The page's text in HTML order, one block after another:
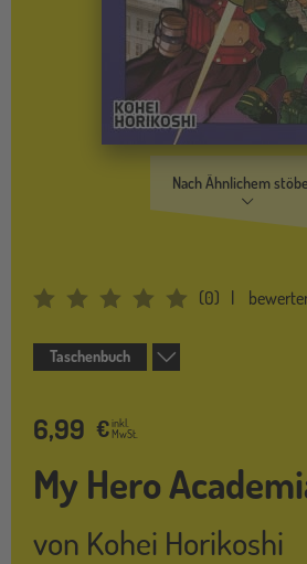
Nach Ähnlichem
Average Rating: 0 (0)
Taschenbuch
6,99 €inkl.
MwSt.
My Hero
von Kohei Horikoshi